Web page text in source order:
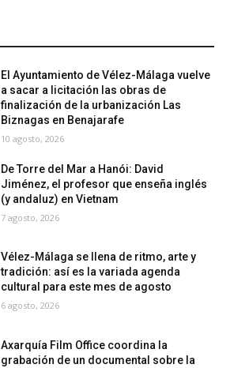
El Ayuntamiento de Vélez-Málaga vuelve
a sacar a licitación las obras de
finalización de la urbanización Las
Biznagas en Benajarafe
10 agosto, 2026
De Torre del Mar a Hanói: David
Jiménez, el profesor que enseña inglés
(y andaluz) en Vietnam
7 agosto, 2026
Vélez-Málaga se llena de ritmo, arte y
tradición: así es la variada agenda
cultural para este mes de agosto
6 agosto, 2026
Axarquía Film Office coordina la
grabación de un documental sobre la